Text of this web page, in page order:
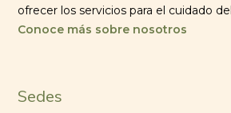
ofrecer los servicios para el cuidado
Conoce más sobre nosotros
Sedes